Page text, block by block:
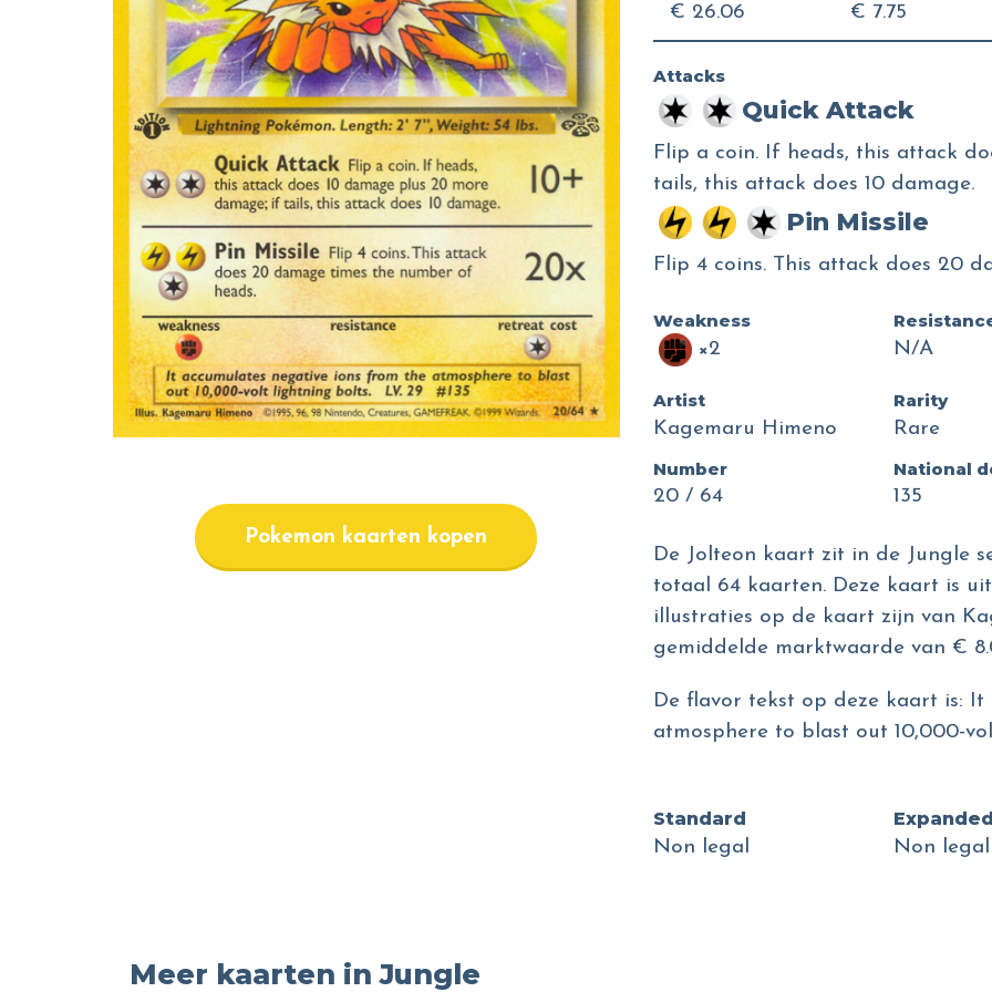
Pokemon kaarten kopen
€ 26.06
€ 7.75
Attacks
Quick Attack
Flip a coin. If heads, this attack
tails, this attack does 10 damage.
Pin Missile
Flip 4 coins. This attack does 20
Weakness
×2
N/A
Artist
Kagemaru Himeno
Rarity
Rare
Number
20 / 64
National
135
De Jolteon kaart zit in de Jungle
totaal 64 kaarten. Deze kaart is
illustraties op de kaart zijn van
gemiddelde marktwaarde van €
De flavor tekst op deze kaart is:
atmosphere to blast out 10,000-
Standard
Non legal
Expanded
Non legal
Meer kaarten in Jungle